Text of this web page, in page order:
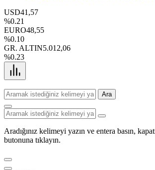
USD41,57
%0.21
EURO48,55
%0.10
GR. ALTIN5.012,06
%0.23
Ara
Aradığınız kelimeyi yazın ve entera basın,
butonuna tıklayın.